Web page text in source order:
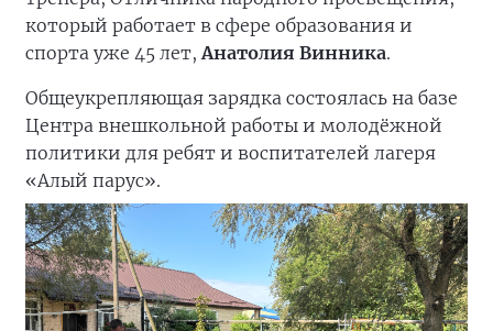
который работает в сфере образования и
спорта уже 45 лет, Анатолия Винника.
Общеукрепляющая зарядка состоялась на базе
Центра внешкольной работы и молодёжной
политики для ребят и воспитателей лагеря
«Алый парус».